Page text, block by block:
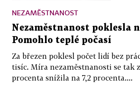
NEZAMĚSTNANOST
Nezaměstnanost poklesla
Pomohlo teplé počasí
Za březen poklesl počet lidí bez
tisíc. Míra nezaměstnanosti se tak
procenta snížila na 7,2 procenta....